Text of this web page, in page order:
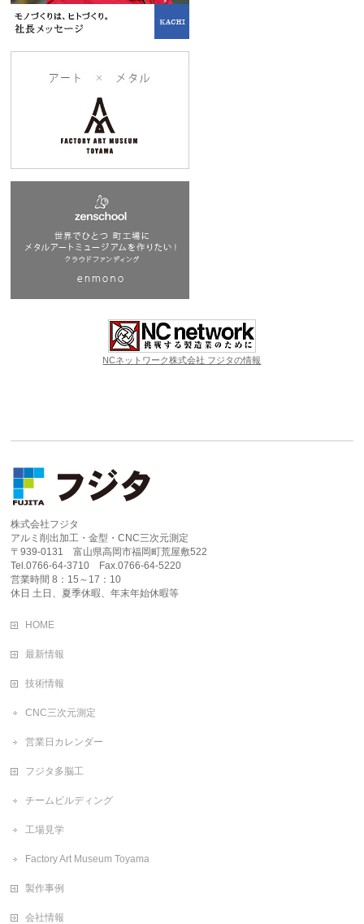
NCネットワーク株式会社 フジタの情報
株式会社フジタ
アルミ削出加工・金型・CNC三次元測定
〒939-0131 富山県高岡市福岡町荒屋敷522
Tel.0766-64-3710 Fax.0766-64-5220
営業時間 8：15～17：10
休日 土日、夏季休暇、年末年始休暇等
HOME
最新情報
技術情報
CNC三次元測定
営業日カレンダー
フジタ多脳工
チームビルディング
工場見学
Factory Art Museum Toyama
製作事例
会社情報